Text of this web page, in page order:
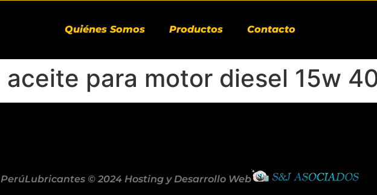
Quiénes Somos Productos Contacto
aceite para motor diesel 15w
PerúLubricantes © 2024 Hosting y Desarrollo Web